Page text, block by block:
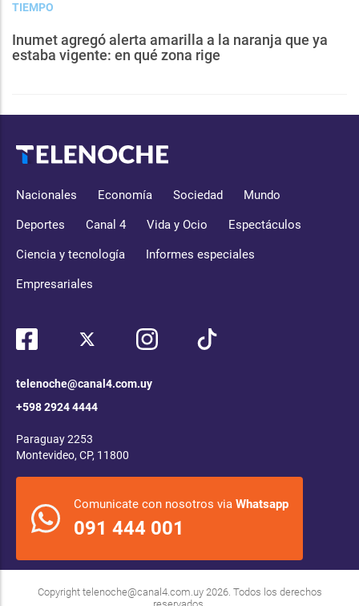
TIEMPO
Inumet agregó alerta amarilla a la naranja que ya
estaba vigente: en qué zona rige
Nacionales Economía Sociedad Mundo
Deportes Canal 4 Vida y Ocio Espectáculos
Ciencia y tecnología Informes especiales
Empresariales
telenoche@canal4.com.uy
+598 2924 4444
Paraguay 2253
Montevideo, CP, 11800
Comunicate con nosotros via Whatsapp
091 444 001
Copyright telenoche@canal4.com.uy2026. Todos los derechos